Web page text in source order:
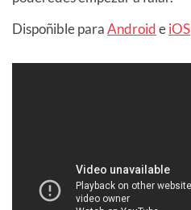
Dispoñible paraAndroideiOS